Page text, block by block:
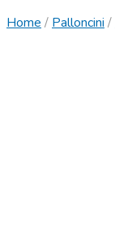
Home / Palloncini /